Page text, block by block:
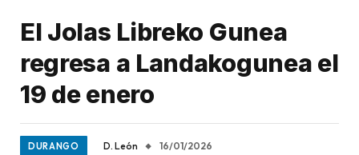
El Jolas Libreko Gunea
regresa a Landakogunea el
19 de enero
DURANGO D. León 16/01/2026